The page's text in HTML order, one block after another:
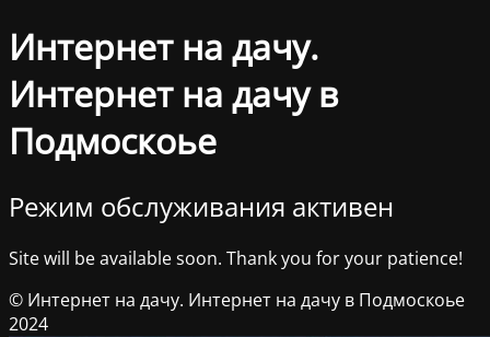
Интернет на дачу.
Интернет на дачу в
Подмоскоье
Режим обслуживания активен
Site will be available soon. Thank you for your patience!
© Интернет на дачу. Интернет на дачу в Подмоскоье
2024